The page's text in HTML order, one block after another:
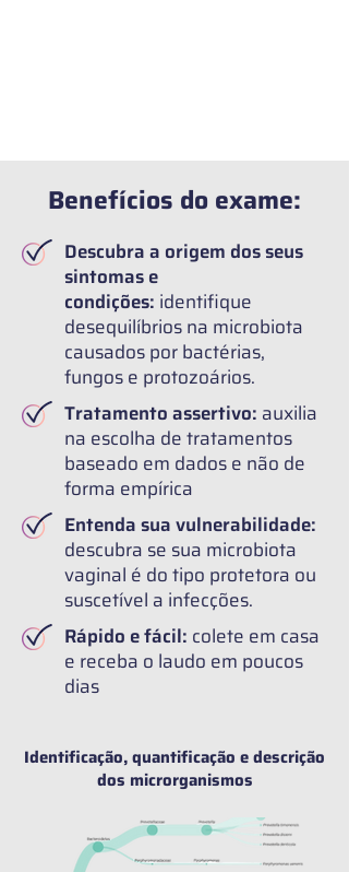
Benefícios do exame:
Descubra a origem dos seus
sintomas e
condições: identifique
desequilíbrios na microbiota
causados por bactérias,
fungos e protozoários.
Tratamento assertivo: auxilia
na escolha de tratamentos
baseado em dados e não de
forma empírica
Entenda sua vulnerabilidade:
descubra se sua microbiota
vaginal é do tipo protetora ou
suscetível a infecções.
Rápido e fácil: colete em casa
e receba o laudo em poucos
dias
Identificação, quantificação e descrição
dos microrganismos